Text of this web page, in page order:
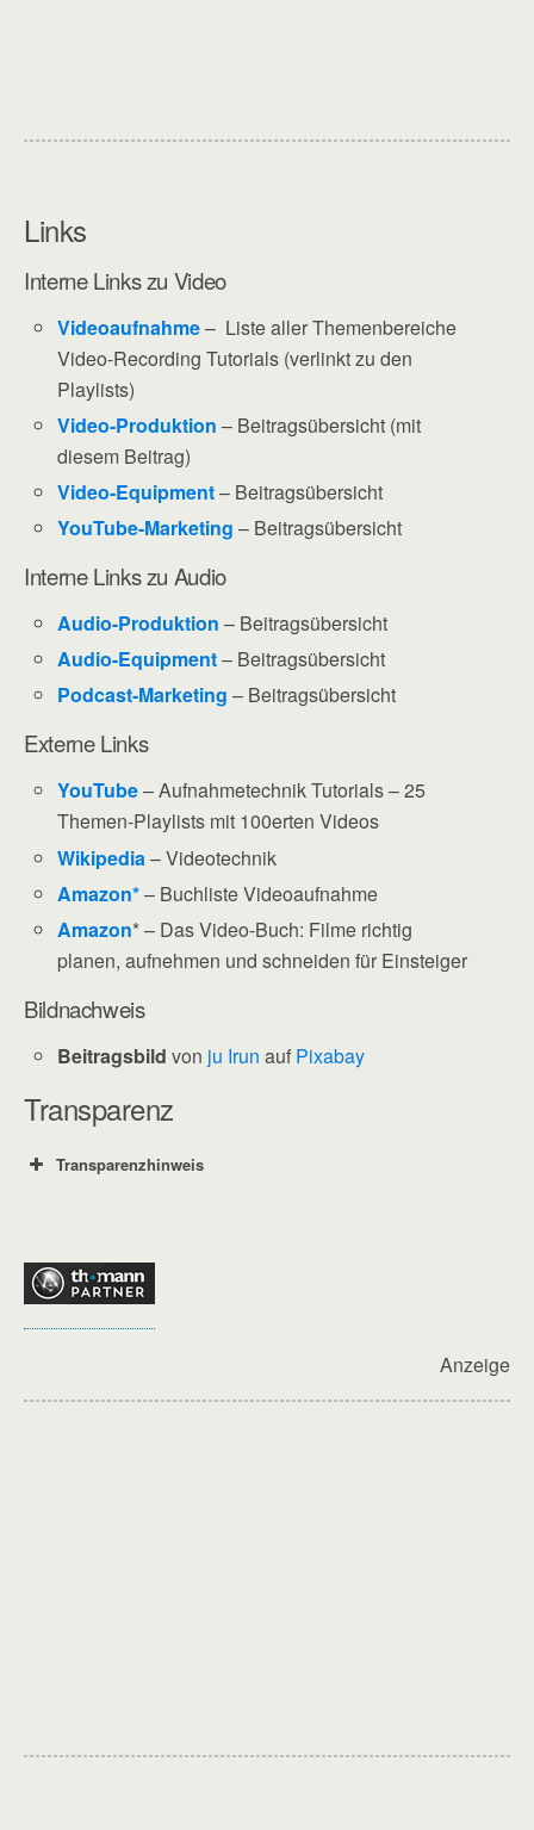
Links
Interne Links zu Video
Videoaufnahme– Liste aller Themenbereiche
Video-Recording Tutorials (verlinkt zu den
Playlists)
Video-Produktion – Beitragsübersicht (mit
diesem Beitrag)
Video-Equipment– Beitragsübersicht
YouTube-Marketing – Beitragsübersicht
Interne Links zu Audio
Audio-Produktion – Beitragsübersicht
Audio-Equipment– Beitragsübersicht
Podcast-Marketing – Beitragsübersicht
Externe Links
YouTube– Aufnahmetechnik Tutorials – 25
Themen-Playlists mit 100erten Videos
Wikipedia – Videotechnik
Amazon*– Buchliste Videoaufnahme
Amazon* – Das Video-Buch: Filme richtig
planen, aufnehmen und schneiden für Einsteiger
Bildnachweis
Beitragsbild von ju Irun auf Pixabay
Transparenz
Transparenzhinweis
Anzeige